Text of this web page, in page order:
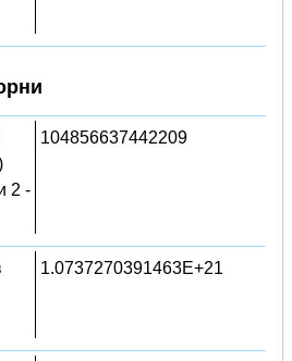
2 -
104856637442209
1.0737270391463E+21